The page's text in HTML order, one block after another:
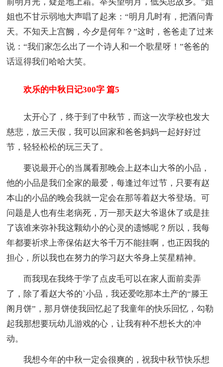
姐也不甘示弱地大声唱了起来：“明月几时有，把酒问青
天。不知天上宫阙，今夕是何年？”这时，爸爸走了过来
说：“我们家怎么出了一个诗人和一个歌星呀！”爸爸的
话逗得我们哈哈大笑。
欢乐的中秋日记300字 篇5
太开心了，终于到了中秋节，而这一次学校也发大
慈悲，放三天假，我可以回家和爸爸妈妈一起好好过
节，轻轻松松的玩三天了。
要说最开心的当属看那晚会上赵本山大爷的小品，
他的小品是我们全家的最爱，每逢过年过节，只要有赵
本山的小品的晚会我就一定会在那等着赵大爷登场。可
问题是人也有生老病死，万一那天赵大爷退休了或是挂
了该谁来弥补我这颗幼小的心灵的遗憾呢？所以，我每
年都要祈求上帝保佑赵大爷千万不能挂啊，也正因我的
担心，所以我也在努力的学习赵大爷身上笑星精神。
而我现在我终于学了点皮毛可以在家人面前卖弄
了，除了看赵大爷的`小品，我还爱吃那本土产的“滕王
阁月饼”，那月饼使我回忆起了我童年的快乐回忆，勾勒
起我那想要玩幼儿游戏的心，让我有种不想长大的冲
动。
我想今年的中秋一定会很爽的，祝我中秋节快乐想